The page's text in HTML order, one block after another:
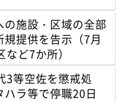
の施設・区域の全部
提供を告示（7月
ど7か所）
3等空佐を懲戒処
ラ等で停職20日